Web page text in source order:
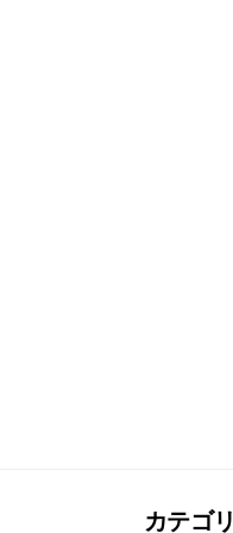
カテゴリ